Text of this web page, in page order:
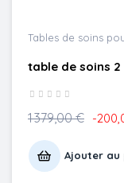
Tables de soins
table de soins
1 379,00 € -
Ajouter au